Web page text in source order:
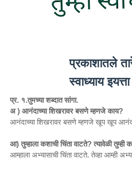
प्रकाशातले
स्वाध्याय
प्र. १.तुमच्या शब्दात सांगा.
अ ) आनंदाच्या शिखरावर बसणे म्हणजे काय?
आनंदाच्या शिखरावर बसणे म्हणजे खूप खूप
आ) तुम्हाला कशाची चिंता वाटते? त्यावेळी तुम्ही
आम्हाला अभ्यासाची चिंता वाटते. तेव्हा आम्ही